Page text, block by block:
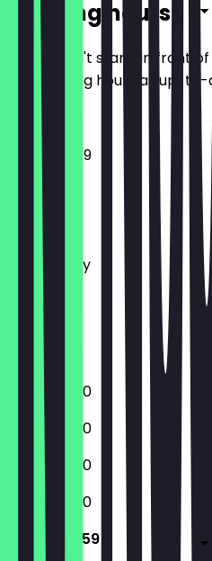
Opening hours
So you don't stand in front
the opening hours as up-
12:00 - 23:59
Monday
Tuesday
Wednesday
Thursday
Friday
Saturday
Sunday
12:00 - 22:30
12:00 - 22:30
12:00 - 23:30
12:00 - 23:30
12:00 - 23:59